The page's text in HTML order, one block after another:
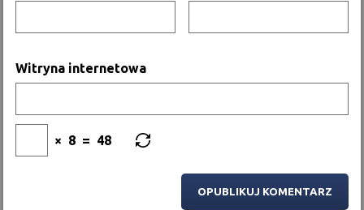
Witryna internetowa
× 8 = 48